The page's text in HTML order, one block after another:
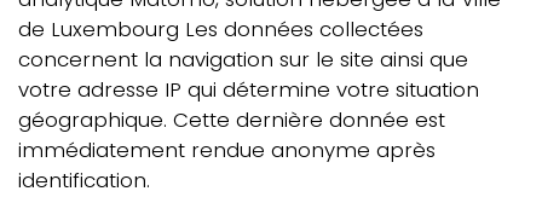
de Luxembourg Les données collectées
concernent la navigation sur le site ainsi que
votre adresse IP qui détermine votre situation
géographique. Cette dernière donnée est
immédiatement rendue anonyme après
identification.